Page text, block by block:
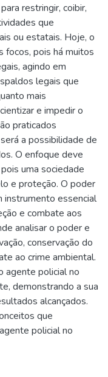
restringir, coibir,
que
ou estatais. Hoje, o
focos, pois há muitos
agindo em
legais que
mais
e impedir o
praticados
a possibilidade de
O enfoque deve
uma sociedade
e proteção. O poder
instrumento essencial
e combate aos
analisar o poder e
conservação do
ao crime ambiental.
agente policial no
demonstrando a sua
alcançados.
que
policial no